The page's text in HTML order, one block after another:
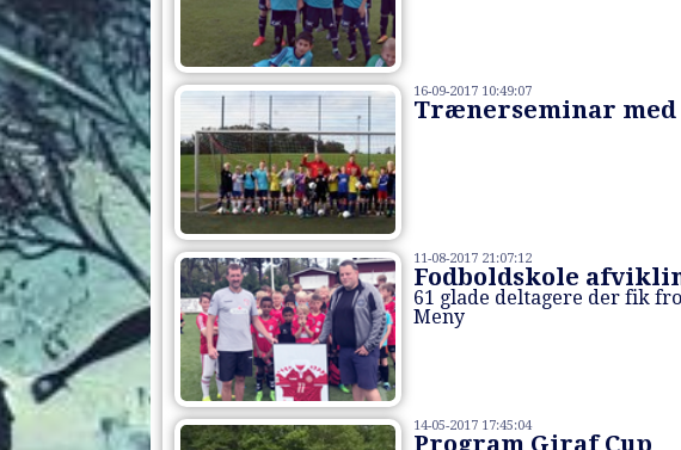
16-09-2017 10:49:07
Trænerseminar med
11-08-2017 21:07:12
Fodboldskole
61 glade deltagere der fik
Meny
14-05-2017 17:45:04
Program Giraf Cup